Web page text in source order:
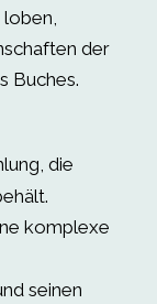
loben,
der
Buches.
die
komplexe
seinen